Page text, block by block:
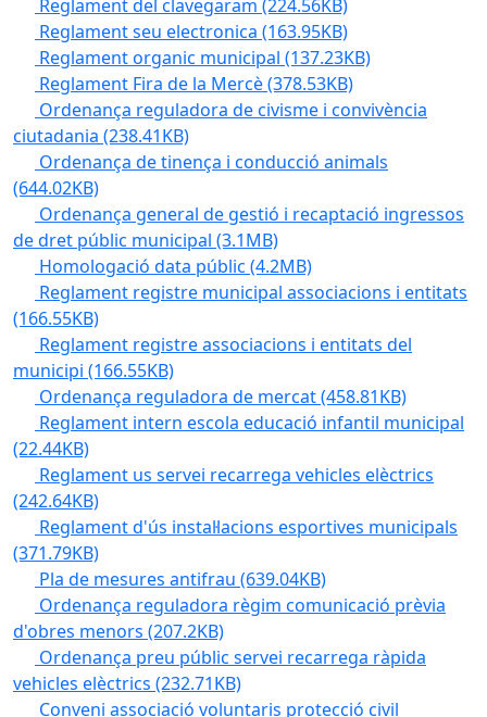
Reglament del clavegaram (224.56KB)
Reglament seu electronica (163.95KB)
Reglament organic municipal (137.23KB)
Reglament Fira de la Mercè(378.53KB)
Ordenança reguladora de civisme i convivència
ciutadania (238.41KB)
Ordenança de tinença i conducció animals
(644.02KB)
Ordenança general de gestió i recaptació ingressos
de dret públic municipal (3.1MB)
Homologació data públic (4.2MB)
Reglament registre municipal associacions i entitats
(166.55KB)
Reglament registre associacions i entitats del
municipi (166.55KB)
Ordenança reguladora de mercat(458.81KB)
Reglament intern escola educació infantil municipal
(22.44KB)
Reglament us servei recarrega vehicles elèctrics
(242.64KB)
Reglament d'ús instal·lacions esportives municipals
(371.79KB)
Pla de mesures antifrau (639.04KB)
Ordenança reguladora règim comunicació prèvia
d'obres menors (207.2KB)
Ordenança preu públic servei recarrega ràpida
vehicles elèctrics (232.71KB)
Conveni associació voluntaris protecció civil